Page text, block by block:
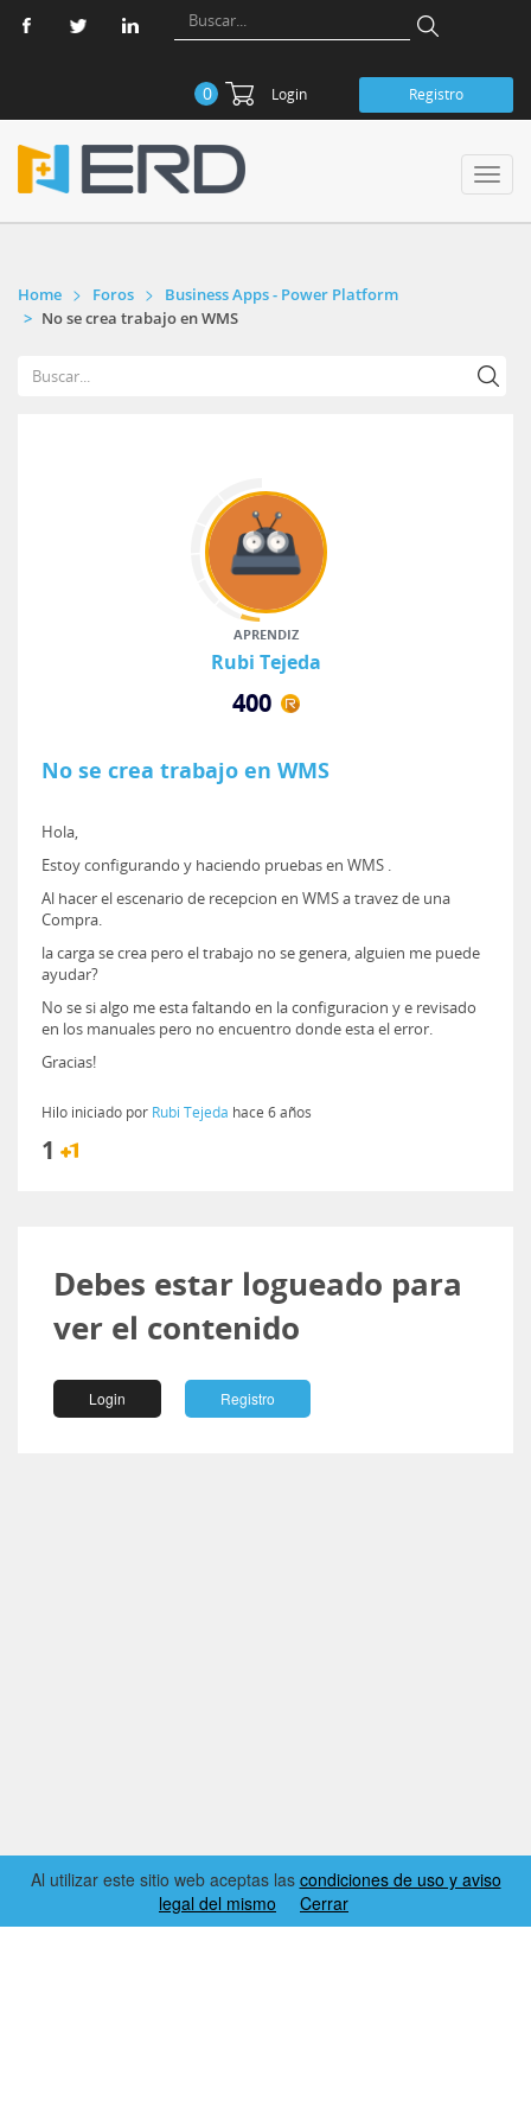
0 Login Registro
Home Foros
Business Apps - Power Platform
No se crea trabajo en WMS
APRENDIZ
Rubi Tejeda
400
No se crea trabajo en WMS
Hola,
Estoy configurando y haciendo pruebas en WMS .
Al hacer el escenario de recepcion en WMS a travez de una
Compra.
la carga se crea pero el trabajo no se genera, alguien me puede
ayudar?
No se si algo me esta faltando en la configuracion y e revisado
en los manuales pero no encuentro donde esta el error.
Gracias!
Hilo iniciado por Rubi Tejeda hace 6 años
1
Debes estar logueado para
ver el contenido
Login Registro
Al utilizar este sitio web aceptas las condiciones de uso y aviso
legal del mismo
Cerrar